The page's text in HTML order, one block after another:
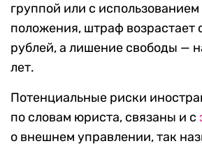
группой или с
положения, штраф возрастает
рублей, а лишение свободы —
лет.
Потенциальные риски
по словам юриста, связаны и с
о внешнем управлении, так